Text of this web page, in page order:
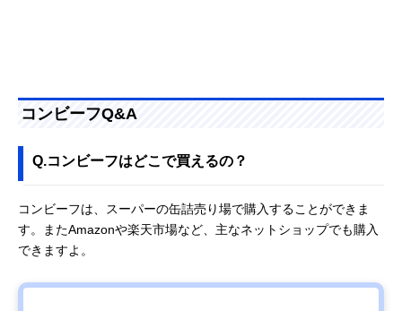
コンビーフQ&A
Q.コンビーフはどこで買えるの？
コンビーフは、スーパーの缶詰売り場で購入することができま
す。またAmazonや楽天市場など、主なネットショップでも購入
できますよ。